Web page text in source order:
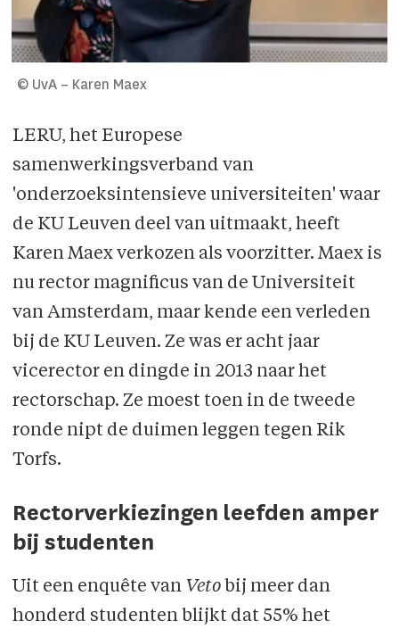
© UvA – Karen Maex
LERU, het Europese
samenwerkingsverband van
'onderzoeksintensieve universiteiten' waar
de KU Leuven deel van uitmaakt, heeft
Karen Maex verkozen als voorzitter. Maex is
nu rector magnificus van de Universiteit
van Amsterdam, maar kende een verleden
bij de KU Leuven. Ze was er acht jaar
vicerector en dingde in 2013 naar het
rectorschap. Ze moest toen in de tweede
ronde nipt de duimen leggen tegen Rik
Torfs.
Rectorverkiezingen leefden amper
bij studenten
Uit een enquête van Vetobij meer dan
honderd studenten blijkt dat 55% het